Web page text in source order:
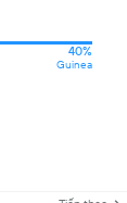
40%
Guinea